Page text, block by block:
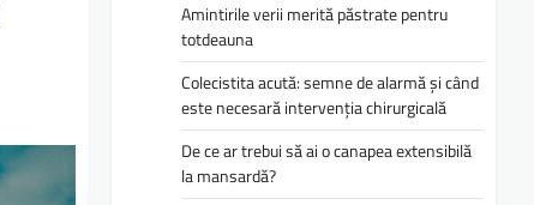
Amintirile verii merită păstrate pentru
totdeauna
Colecistita acută: semne de alarmă și când
este necesară intervenția chirurgicală
De ce ar trebui să ai o canapea extensibilă
la mansardă?